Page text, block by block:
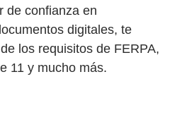
de confianza en
digitales, te
los requisitos de FERPA,
11 y mucho más.